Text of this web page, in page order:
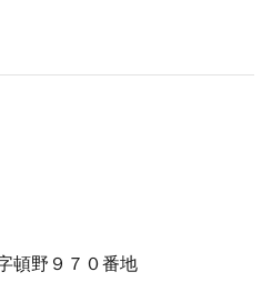
頓野９７０番地